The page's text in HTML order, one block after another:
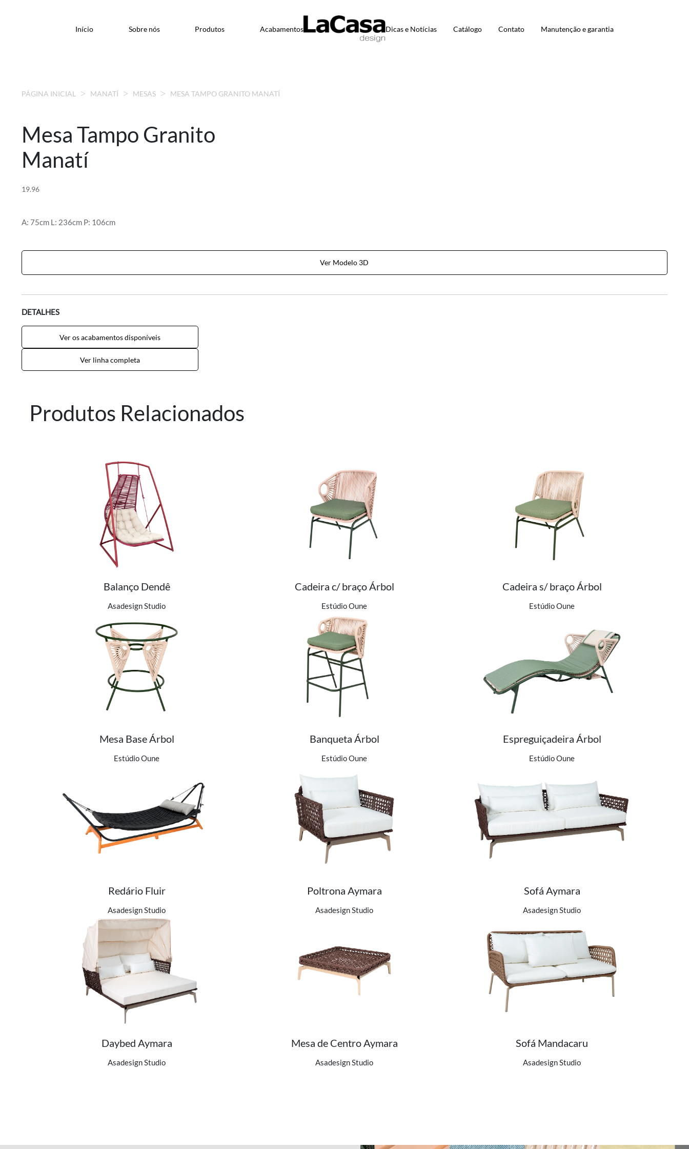
Início Sobre nós Produtos Acabamentos Dicas e Notícias Catálogo Contato Manutenção e garantia
PÁGINA INICIAL MANATÍ MESAS MESA TAMPO GRANITO MANATÍ
Mesa Tampo Granito
Manatí
19.96
A: 75cm L: 236cm P: 106cm
Ver Modelo 3D
DETALHES
Ver os acabamentos disponíveis
Ver linha completa
Produtos Relacionados
Ver detalhes do produto
Balanço Dendê
Asadesign Studio
Ver detalhes do produto
Cadeira c/ braço Árbol
Estúdio Oune
Ver detalhes do produto
Cadeira s/ braço Árbol
Estúdio Oune
Ver detalhes do produto
Mesa Base Árbol
Estúdio Oune
Ver detalhes do produto
Banqueta Árbol
Estúdio Oune
Ver detalhes do produto
Espreguiçadeira Árbol
Estúdio Oune
Ver detalhes do produto
Redário Fluir
Asadesign Studio
Ver detalhes do produto
Poltrona Aymara
Asadesign Studio
Ver detalhes do produto
Sofá Aymara
Asadesign Studio
Ver detalhes do produto
Daybed Aymara
Asadesign Studio
Ver detalhes do produto
Mesa de Centro Aymara
Asadesign Studio
Ver detalhes do produto
Sofá Mandacaru
Asadesign Studio